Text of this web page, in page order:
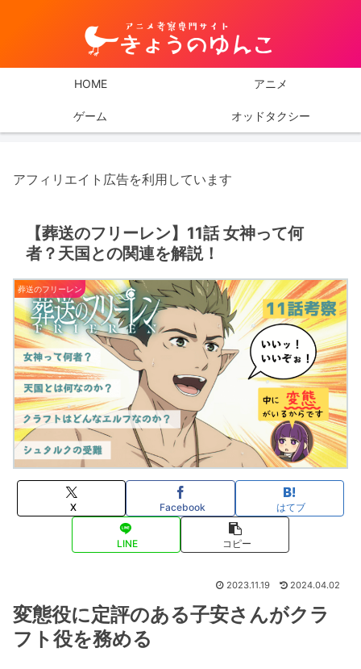
HOME アニメ
ゲーム オッドタクシー
アフィリエイト広告を利用しています
【葬送のフリーレン】11話 女神って何
者？天国との関連を解説！
葬送のフリーレン
X Facebook はてブ
LINE コピー
2023.11.19 2024.04.02
変態役に定評のある子安さんがクラ
フト役を務める